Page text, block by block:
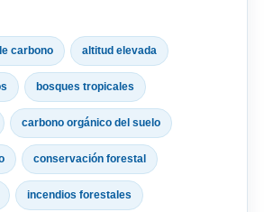
carbono altitud elevada
bosques tropicales
carbono orgánico del suelo
conservación forestal
incendios forestales